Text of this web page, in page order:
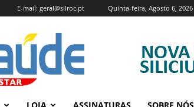
Quinta-feira, Agosto 6, 2026
E-mail: geral@silroc.pt
Revista
Saúde
e
Bem
Estar